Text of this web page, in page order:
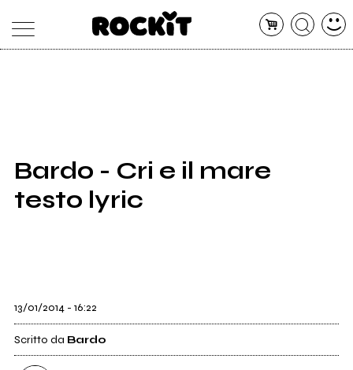
SHOP
RADIO
Bardo - Cri e il mare
testo lyric
13/01/2014 - 16:22
Scritto da Bardo